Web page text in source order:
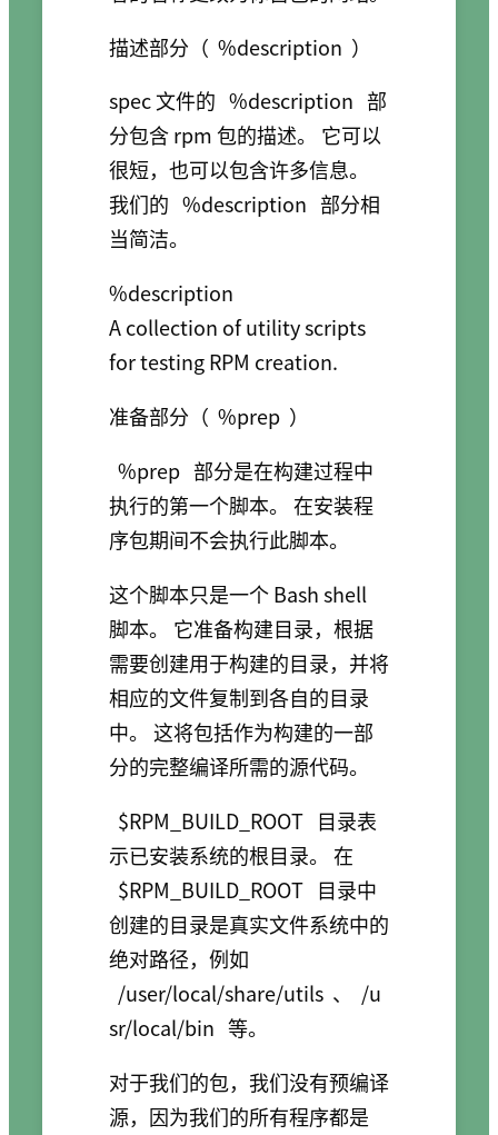
描述部分（ %description ）
spec 文件的 %description 部
分包含 rpm 包的描述。 它可以
很短，也可以包含许多信息。
我们的 %description 部分相
当简洁。
%description
A collection of utility scripts
for testing RPM creation.
准备部分（ %prep ）
%prep 部分是在构建过程中
执行的第一个脚本。 在安装程
序包期间不会执行此脚本。
这个脚本只是一个 Bash shell
脚本。 它准备构建目录，根据
需要创建用于构建的目录，并将
相应的文件复制到各自的目录
中。 这将包括作为构建的一部
分的完整编译所需的源代码。
$RPM_BUILD_ROOT 目录表
示已安装系统的根目录。 在
$RPM_BUILD_ROOT 目录中
创建的目录是真实文件系统中的
绝对路径，例如
/user/local/share/utils 、
/u
sr/local/bin 等。
对于我们的包，我们没有预编译
源，因为我们的所有程序都是